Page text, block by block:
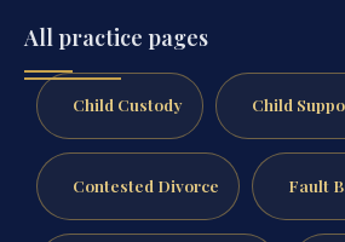
All practice pages
Child Custody Child
Contested Divorce Fault